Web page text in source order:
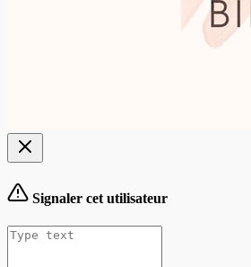
Signaler cet utilisateur